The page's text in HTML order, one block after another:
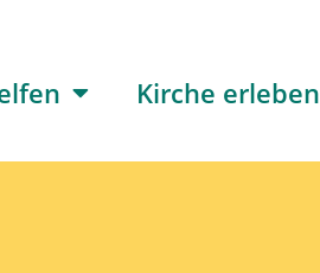
Kirche erleben